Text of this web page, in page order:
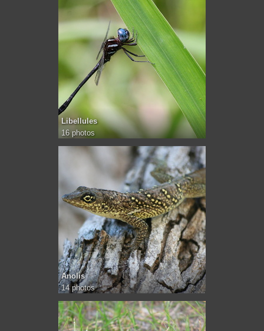
Libellules
16 photos
Anolis
14 photos